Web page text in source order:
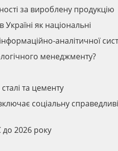
за вироблену продукцію
як національні
аналітичної
менеджменту?
та цементу
соціальну
до 2026 року